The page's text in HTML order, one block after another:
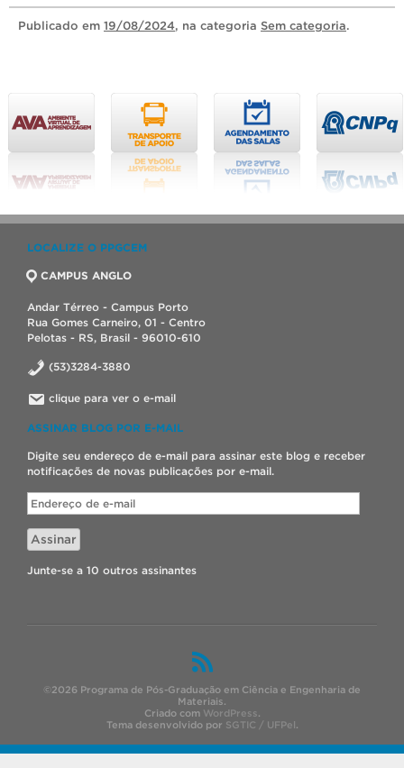
Publicado em 19/08/2024, na categoria Sem categoria.
LOCALIZE O PPGCEM
CAMPUS ANGLO
Andar Térreo - Campus Porto
Rua Gomes Carneiro, 01 - Centro
Pelotas - RS, Brasil - 96010-610
(53)3284-3880
clique para ver o e-mail
ASSINAR BLOG POR E-MAIL
Digite seu endereço de e-mail para assinar este blog e receber
notificações de novas publicações por e-mail.
Endereço
de
e-
mail
Assinar
Junte-se a 10 outros assinantes
©2026 Programa de Pós-Graduação em Ciência e Engenharia de
Materiais.
Criado com WordPress.
Tema desenvolvido por SGTIC / UFPel.